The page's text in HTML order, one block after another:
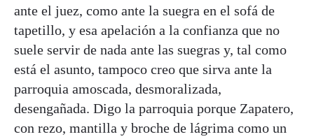
ante el juez, como ante la suegra en el sofá de
tapetillo, y esa apelación a la confianza que no
suele servir de nada ante las suegras y, tal como
está el asunto, tampoco creo que sirva ante la
parroquia amoscada, desmoralizada,
desengañada. Digo la parroquia porque Zapatero,
con rezo, mantilla y broche de lágrima como un